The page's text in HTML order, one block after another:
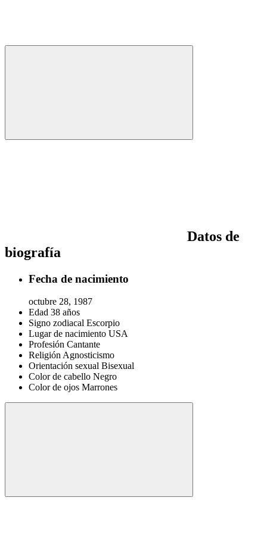
Datos de
biografía
Fecha de nacimiento
octubre 28, 1987
Edad 38 años
Signo zodiacal Escorpio
Lugar de nacimiento USA
Profesión Cantante
ReligiónAgnosticismo
Orientación sexual Bisexual
Color de cabello Negro
Color de ojos Marrones